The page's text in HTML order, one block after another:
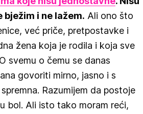
bježim i ne lažem. Ali ono što
već priče, pretpostavke i
žena koja je rodila i koja sve
svemu o čemu se danas
govoriti mirno, jasno i s
Razumijem da postoje
bol. Ali isto tako moram reći,